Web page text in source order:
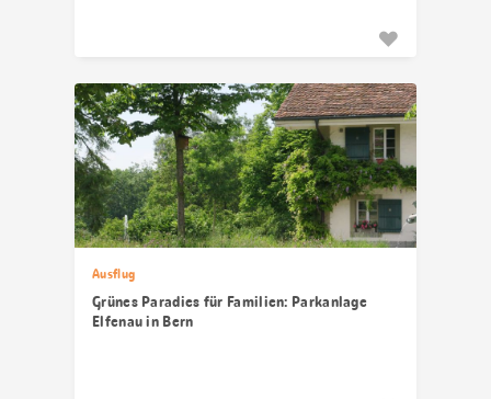
Ausflug
Grünes Paradies für Familien: Parkanlage
Elfenau in Bern